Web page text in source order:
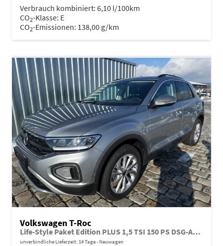
Verbrauch kombiniert: 6,10 l/100km
CO2-Klasse: E
CO2-Emissionen: 138,00 g/km
Volkswagen T-Roc
Life-Style Paket Edition PLUS 1,5 TSI 150 PS DSG-AHK-GARANTIE-LED-ACC-KESSY-WINTERPAKET-PDC&KAMERA-17 "ALU-SOFORT
unverbindliche Lieferzeit: 14 Tage Neuwagen